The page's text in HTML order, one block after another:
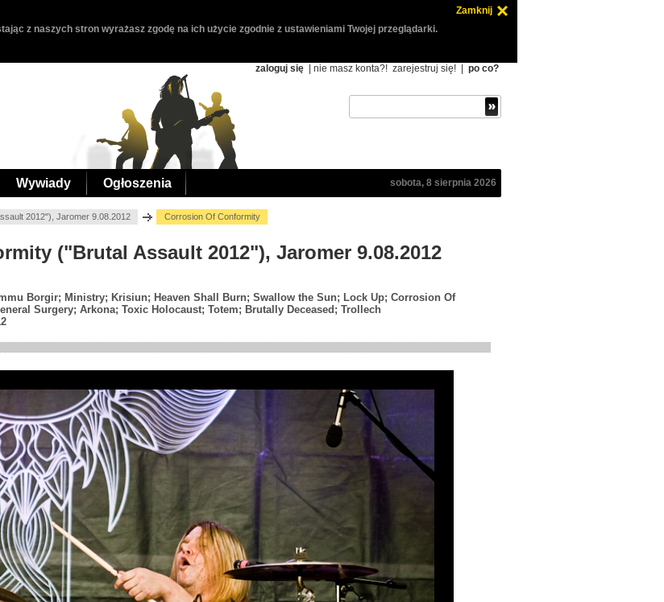
Zamknij
z naszych stron wyrażasz zgodę na ich użycie zgodnie z ustawieniami Twojej przeglądarki.
zaloguj się | nie masz konta?! zarejestruj się! po co?
Wywiady Ogłoszenia sobota, 8 sierpnia 2026
2012"), Jaromer 9.08.2012 Corrosion Of Conformity
("Brutal Assault 2012"), Jaromer 9.08.2012
Borgir; Ministry; Krisiun; Heaven Shall Burn; Swallow the Sun; Lock Up; Corrosion Of
Surgery; Arkona; Toxic Holocaust; Totem; Brutally Deceased; Trollech